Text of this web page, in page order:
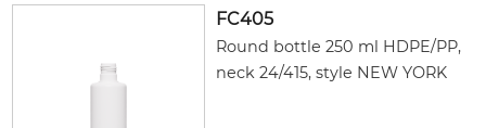
FC405
Round bottle 250 ml HDPE/PP,
neck 24/415, style NEW YORK